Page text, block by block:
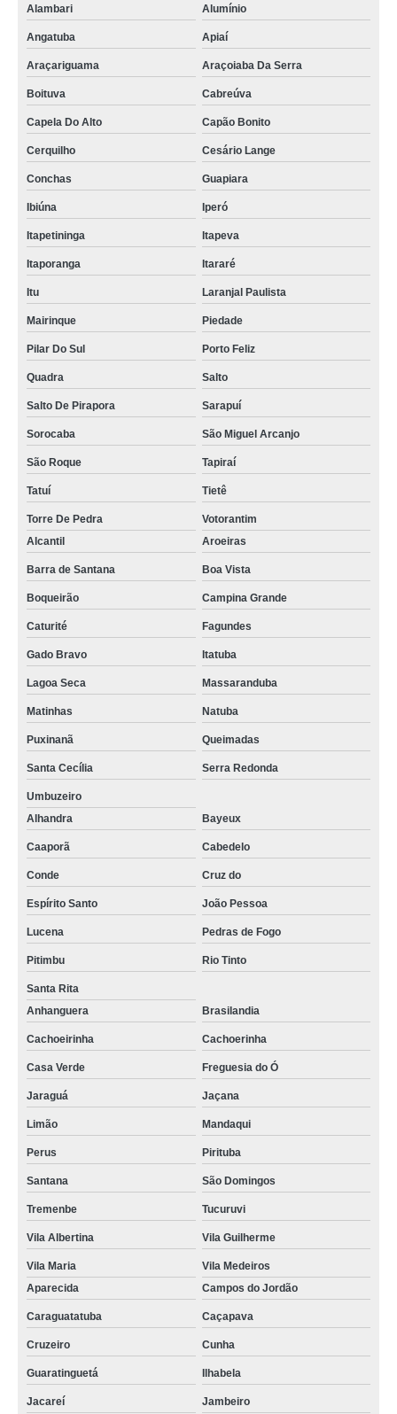
Alambari Alumínio
Angatuba Apiaí
Araçariguama Araçoiaba Da Serra
Boituva Cabreúva
Capela Do Alto Capão Bonito
Cerquilho Cesário Lange
Conchas Guapiara
Ibiúna Iperó
Itapetininga Itapeva
Itaporanga Itararé
Itu Laranjal Paulista
Mairinque Piedade
Pilar Do Sul Porto Feliz
Quadra Salto
Salto De Pirapora Sarapuí
Sorocaba São Miguel Arcanjo
São Roque Tapiraí
Tatuí Tietê
Torre De Pedra
Votorantim
Alcantil
Aroeiras
Barra de Santana Boa Vista
Boqueirão Campina Grande
Caturité Fagundes
Gado Bravo Itatuba
Lagoa Seca Massaranduba
Matinhas Natuba
Puxinanã Queimadas
Santa Cecília Serra Redonda
Umbuzeiro
Alhandra
Bayeux
Caaporã Cabedelo
Conde Cruz do
Espírito Santo João Pessoa
Lucena Pedras de Fogo
Pitimbu Rio Tinto
Santa Rita
Anhanguera
Brasilandia
Cachoeirinha Cachoerinha
Casa Verde Freguesia do Ó
Jaraguá Jaçana
Limão Mandaqui
Perus Pirituba
Santana São Domingos
Tremenbe Tucuruvi
Vila Albertina Vila Guilherme
Vila Maria
Vila Medeiros
Aparecida
Campos do Jordão
Caraguatatuba Caçapava
Cruzeiro Cunha
Guaratinguetá Ilhabela
Jacareí Jambeiro